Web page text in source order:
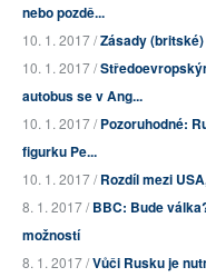
nebo pozdě...
10. 1. 2017 /Zásady
10. 1. 2017 /
autobus se v Ang...
10. 1. 2017 /Pozoruhodné:
figurku Pe...
10. 1. 2017 /Rozdíl mezi
8. 1. 2017 /BBC: Bude
možností
8. 1. 2017 /Vůči Rusku je